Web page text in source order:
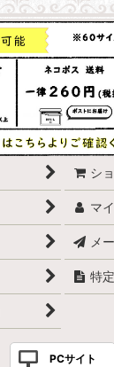
シ
マ
メ
特
PCサイト